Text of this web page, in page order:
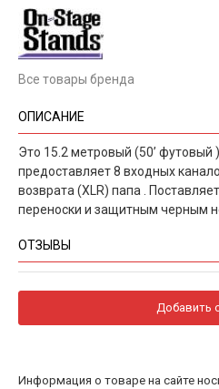
Все товары бренда
ОПИСАНИЕ
Это 15.2 метровый (50’ футовый
предоставляет 8 входных
возврата (XLR) папа .
переноски и защитным черным
ОТЗЫВЫ
Добавить
Информация о товаре на сайте